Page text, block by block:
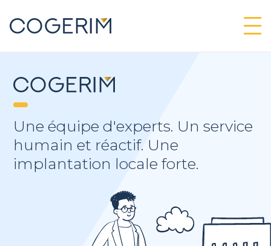
Une équipe d'experts. Un service
humain et réactif. Une
implantation locale forte.